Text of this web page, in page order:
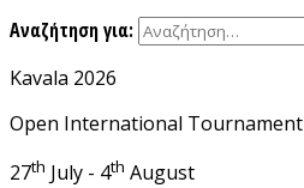
Αναζήτηση για:
Kavala 2026
Open International Tournament
27th July - 4th August